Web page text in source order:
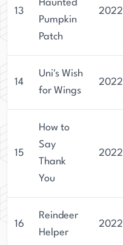
13
Haunted
Pumpkin
Patch
2022
14
Uni's Wish
for Wings
2022
15
How to
Say
Thank
You
2022
16
Reindeer
Helper
2022